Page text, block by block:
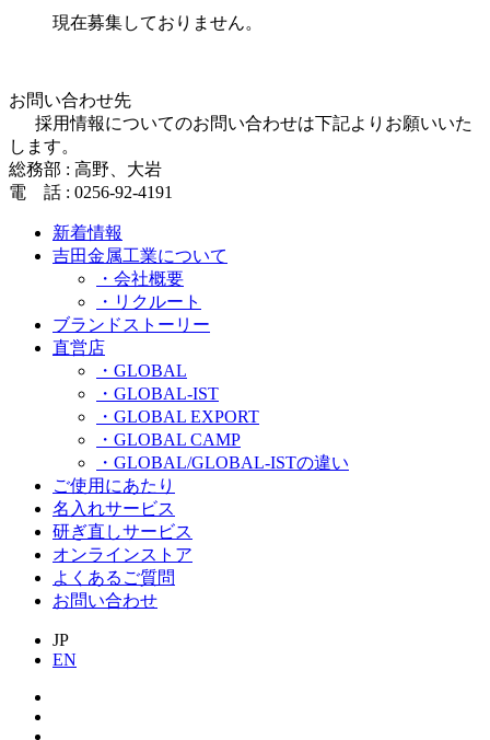
現在募集しておりません。
お問い合わせ先
採用情報についてのお問い合わせは下記よりお願いいた
します。
総務部 : 高野、大岩
電 話 : 0256-92-4191
新着情報
吉田金属工業について
・会社概要
・リクルート
ブランドストーリー
直営店
・GLOBAL
・GLOBAL-IST
・GLOBAL EXPORT
・GLOBAL CAMP
・GLOBAL/GLOBAL-ISTの違い
ご使用にあたり
名入れサービス
研ぎ直しサービス
オンラインストア
よくあるご質問
お問い合わせ
JP
EN